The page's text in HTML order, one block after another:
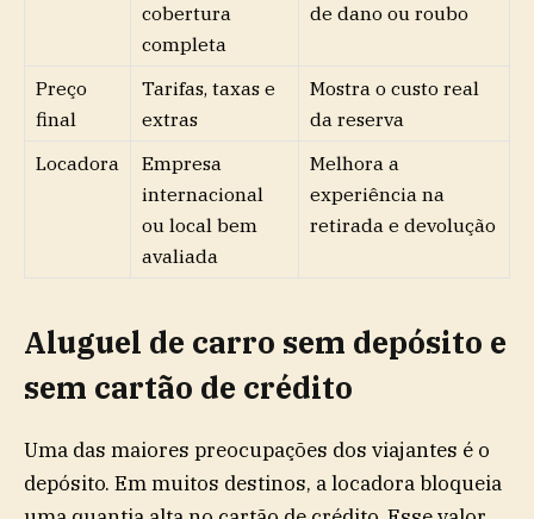
cobertura
completa
de dano ou roubo
Preço
final
Tarifas, taxas e
extras
Mostra o custo real
da reserva
Locadora
Empresa
internacional
ou local bem
avaliada
Melhora a
experiência na
retirada e devolução
Aluguel de carro sem depósito e
sem cartão de crédito
Uma das maiores preocupações dos viajantes é o
depósito. Em muitos destinos, a locadora bloqueia